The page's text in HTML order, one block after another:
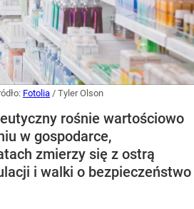
Fotolia / Tyler Olson
rośnie wartościowo
w gospodarce,
zmierzy się z ostrą
i walki o bezpieczeństwo